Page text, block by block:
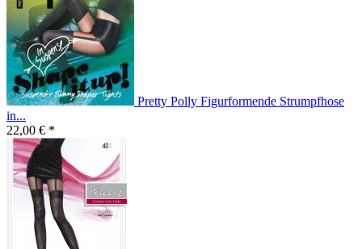
Pretty Polly Figurformende Strumpfhose
in...
22,00 € *